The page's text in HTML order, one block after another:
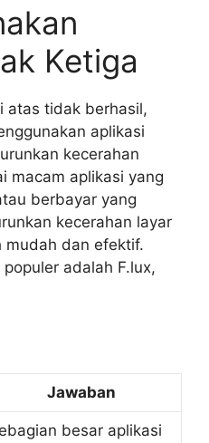
Ketiga
atas tidak berhasil,
aplikasi
kecerahan
macam aplikasi yang
berbayar yang
kecerahan layar
mudah dan efektif.
adalah F.lux,
Jawaban
besar aplikasi